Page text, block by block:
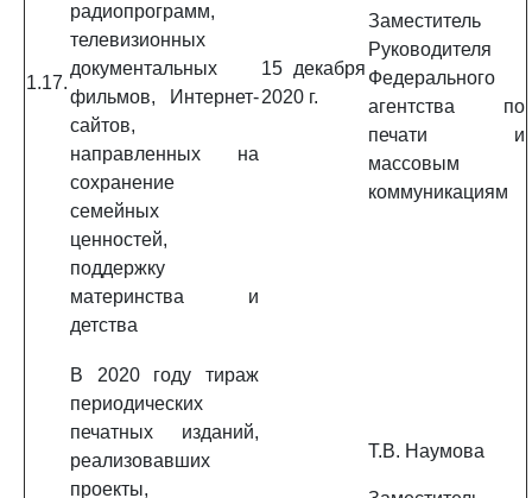
1.17.
радиопрограмм,
телевизионных
документальных
фильмов, Интернет-
сайтов,
направленных на
сохранение
семейных
ценностей,
поддержку
материнства и
детства
15 декабря
2020 г.
Заместитель
Руководителя
Федерального
агентства по
печати и
массовым
коммуникациям
В 2020 году тираж
периодических
печатных изданий,
реализовавших
проекты,
Т.В. Наумова